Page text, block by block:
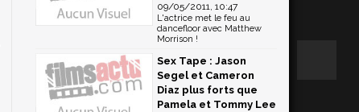
09/05/2011, 10:47
L'actrice met le feu au
dancefloor avec Matthew
Morrison !
Sex Tape : Jason
Segel et Cameron
Diaz plus forts que
Pamela et Tommy Lee